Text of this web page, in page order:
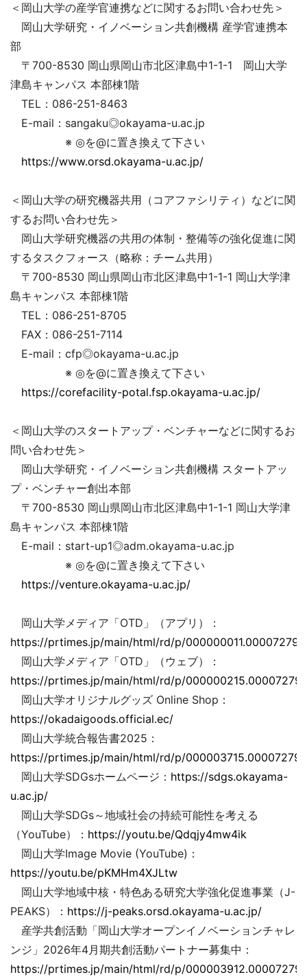
＜岡山大学の産学官連携などに関するお問い合わせ先＞
岡山大学研究・イノベーション共創機構 産学官連携本
部
〒700-8530 岡山県岡山市北区津島中1-1-1 岡山大学
津島キャンパス 本部棟1階
TEL：086-251-8463
E-mail：sangaku◎okayama-u.ac.jp
※ ◎を@に置き換えて下さい
https://www.orsd.okayama-u.ac.jp/
＜岡山大学の研究機器共用（コアファシリティ）などに関
するお問い合わせ先＞
岡山大学研究機器の共用の体制・整備等の強化促進に関
するタスクフォース（略称：チーム共用）
〒700-8530 岡山県岡山市北区津島中1-1-1 岡山大学津
島キャンパス 本部棟1階
TEL：086-251-8705
FAX：086-251-7114
E-mail：cfp◎okayama-u.ac.jp
※ ◎を@に置き換えて下さい
https://corefacility-potal.fsp.okayama-u.ac.jp/
＜岡山大学のスタートアップ・ベンチャーなどに関するお
問い合わせ先＞
岡山大学研究・イノベーション共創機構 スタートアッ
プ・ベンチャー創出本部
〒700-8530 岡山県岡山市北区津島中1-1-1 岡山大学津
島キャンパス 本部棟1階
E-mail：start-up1◎adm.okayama-u.ac.jp
※ ◎を@に置き換えて下さい
https://venture.okayama-u.ac.jp/
岡山大学メディア「OTD」（アプリ）：
https://prtimes.jp/main/html/rd/p/
岡山大学メディア「OTD」（ウェブ）：
https://prtimes.jp/main/html/rd/p/
岡山大学オリジナルグッズ Online Shop：
https://okadaigoods.official.ec/
岡山大学統合報告書2025：
https://prtimes.jp/main/html/rd/p/
岡山大学SDGsホームページ： https://sdgs.okayama-
u.ac.jp/
岡山大学SDGs～地域社会の持続可能性を考える
（YouTube）： https://youtu.be/Qdqjy4mw4ik
岡山大学Image Movie (YouTube)：
https://youtu.be/pKMHm4XJLtw
岡山大学地域中核・特色ある研究大学強化促進事業（J-
PEAKS）： https://j-peaks.orsd.okayama-u.ac.jp/
産学共創活動「岡山大学オープンイノベーションチャレ
ンジ」2026年4月期共創活動パートナー募集中：
https://prtimes.jp/main/html/rd/p/